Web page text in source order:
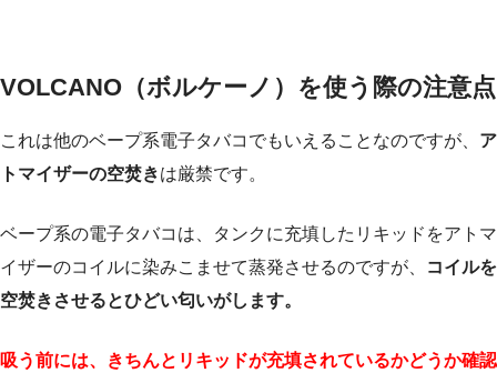
VOLCANO（ボルケーノ）を使う際の注意点
これは他のベープ系電子タバコでもいえることなのですが、 ア
トマイザーの空焚きは厳禁です。
ベープ系の電子タバコは、タンクに充填したリキッドをアトマ
イザーのコイルに染みこませて蒸発させるのですが、
コイルを
空焚きさせるとひどい匂いがします。
吸う前には、きちんとリキッドが充填されているかどうか確認